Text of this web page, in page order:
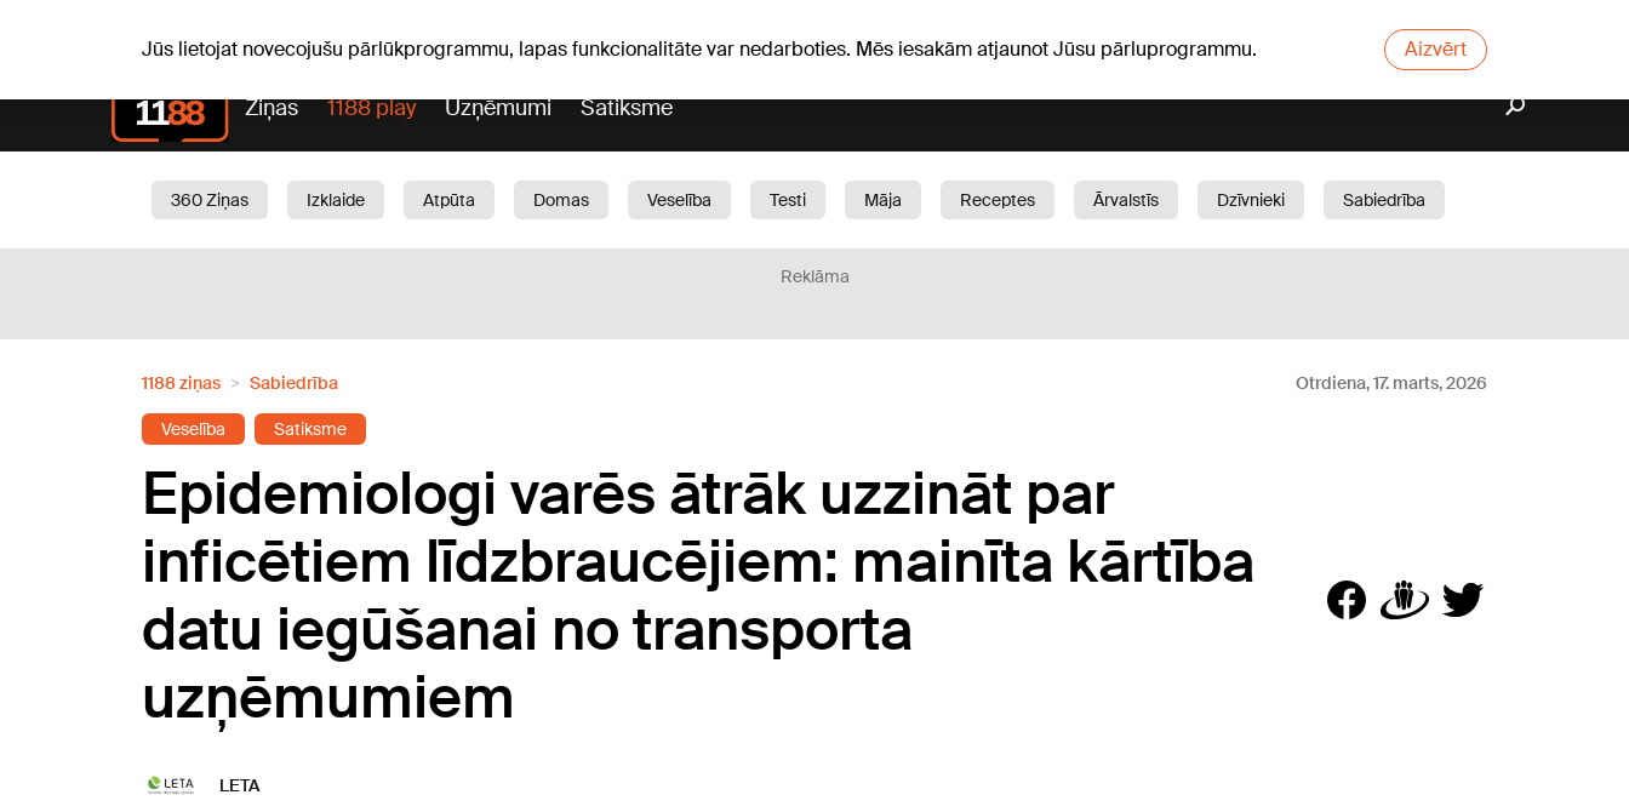
Jūs lietojat novecojušu pārlūkprogrammu, lapas funkcionalitāte var nedarboties. Mēs iesakām atjaunot Jūsu pārluprogrammu. Aizvērt
Ziņas 1188 play Uzņēmumi Satiksme
360 Ziņas Izklaide Atpūta Domas Veselība Testi Māja Receptes Ārvalstīs Dzīvnieki
Sabiedrība
Reklāma
1188 ziņas Sabiedrība Otrdiena, 17. marts, 2026
Veselība Satiksme
Epidemiologi varēs ātrāk uzzināt par
inficētiem līdzbraucējiem: mainīta kārtība
datu iegūšanai no transporta
uzņēmumiem
LETA